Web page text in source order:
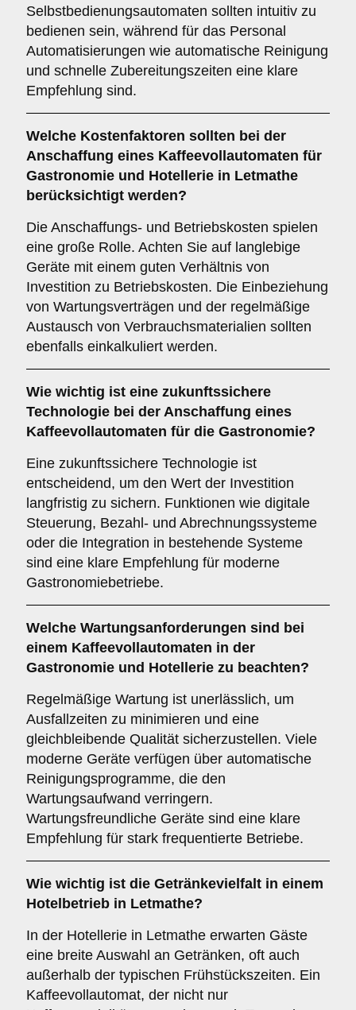
Selbstbedienungsautomaten sollten intuitiv zu
bedienen sein, während für das Personal
Automatisierungen wie automatische Reinigung
und schnelle Zubereitungszeiten eine klare
Empfehlung sind.
Welche Kostenfaktoren sollten bei der
Anschaffung eines Kaffeevollautomaten für
Gastronomie und Hotellerie in Letmathe
berücksichtigt werden?
Die Anschaffungs- und Betriebskosten spielen
eine große Rolle. Achten Sie auf langlebige
Geräte mit einem guten Verhältnis von
Investition zu Betriebskosten. Die Einbeziehung
von Wartungsverträgen und der regelmäßige
Austausch von Verbrauchsmaterialien sollten
ebenfalls einkalkuliert werden.
Wie wichtig ist eine zukunftssichere
Technologie bei der Anschaffung eines
Kaffeevollautomaten für die Gastronomie?
Eine zukunftssichere Technologie ist
entscheidend, um den Wert der Investition
langfristig zu sichern. Funktionen wie digitale
Steuerung, Bezahl- und Abrechnungssysteme
oder die Integration in bestehende Systeme
sind eine klare Empfehlung für moderne
Gastronomiebetriebe.
Welche Wartungsanforderungen sind bei
einem Kaffeevollautomaten in der
Gastronomie und Hotellerie zu beachten?
Regelmäßige Wartung ist unerlässlich, um
Ausfallzeiten zu minimieren und eine
gleichbleibende Qualität sicherzustellen. Viele
moderne Geräte verfügen über automatische
Reinigungsprogramme, die den
Wartungsaufwand verringern.
Wartungsfreundliche Geräte sind eine klare
Empfehlung für stark frequentierte Betriebe.
Wie wichtig ist die Getränkevielfalt in einem
Hotelbetrieb in Letmathe?
In der Hotellerie in Letmathe erwarten Gäste
eine breite Auswahl an Getränken, oft auch
außerhalb der typischen Frühstückszeiten. Ein
Kaffeevollautomat, der nicht nur